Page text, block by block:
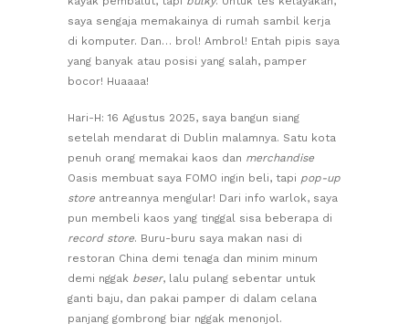
saya sengaja memakainya di rumah sambil kerja
di komputer. Dan… brol! Ambrol! Entah pipis saya
yang banyak atau posisi yang salah, pamper
bocor! Huaaaa!
Hari-H: 16 Agustus 2025, saya bangun siang
setelah mendarat di Dublin malamnya. Satu kota
penuh orang memakai kaos dan merchandise
Oasis membuat saya FOMO ingin beli, tapi pop-up
store antreannya mengular! Dari info warlok, saya
pun membeli kaos yang tinggal sisa beberapa di
record store. Buru-buru saya makan nasi di
restoran China demi tenaga dan minim minum
demi nggak beser, lalu pulang sebentar untuk
ganti baju, dan pakai pamper di dalam celana
panjang gombrong biar nggak menonjol.